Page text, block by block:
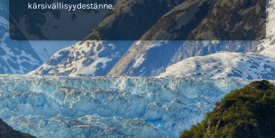
kärsivällisyydestänne.